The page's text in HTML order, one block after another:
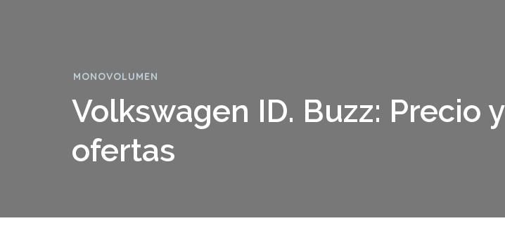
MONOVOLUMEN
Volkswagen ID. Buzz: Precio y
ofertas